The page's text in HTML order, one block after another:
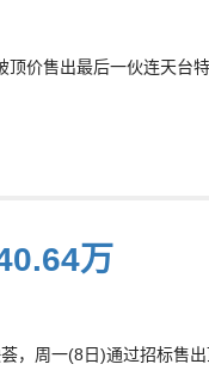
价售出最后一伙连天台
万
，周一(8日)通过招标售